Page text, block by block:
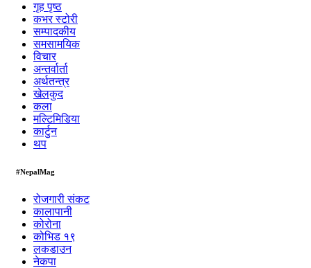
गृह पृष्ठ
कभर स्टोरी
सम्पादकीय
समसामयिक
विचार
अन्तर्वार्ता
अर्थतन्त्र
खेलकुद
कला
मल्टिमिडिया
कार्टुन
थप
#NepalMag
रोजगारी संकट
कालापानी
कोरोना
कोभिड १९
लकडाउन
नेकपा